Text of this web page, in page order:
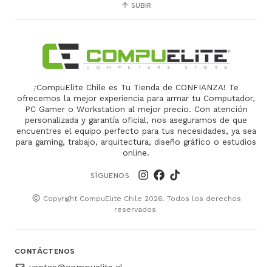
SUBIR
¡CompuElite Chile es Tu Tienda de CONFIANZA! Te
ofrecemos la mejor experiencia para armar tu Computador,
PC Gamer o Workstation al mejor precio. Con atención
personalizada y garantía oficial, nos aseguramos de que
encuentres el equipo perfecto para tus necesidades, ya sea
para gaming, trabajo, arquitectura, diseño gráfico o estudios
online.
SÍGUENOS
Copyright CompuElite Chile 2026. Todos los derechos
reservados.
CONTÁCTENOS